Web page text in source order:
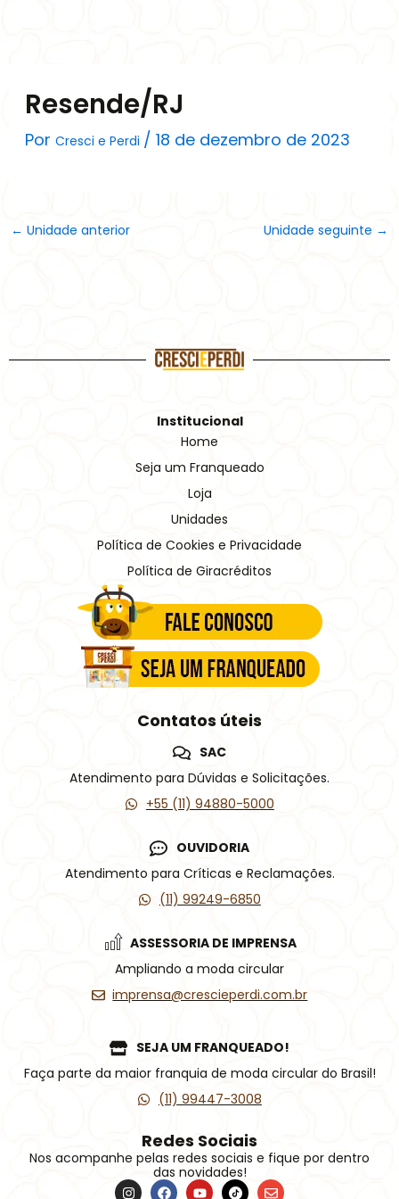
Resende/RJ
Por Cresci e Perdi / 18 de dezembro de 2023
← Unidade anterior Unidade seguinte →
Institucional
Home
Seja um Franqueado
Loja
Unidades
Política de Cookies e Privacidade
Política de Giracréditos
Contatos úteis
SAC
Atendimento para Dúvidas e Solicitações.
+55 (11) 94880-5000
OUVIDORIA
Atendimento para Críticas e Reclamações.
(11) 99249-6850
ASSESSORIA DE IMPRENSA
Ampliando a moda circular
imprensa@crescieperdi.com.br
SEJA UM FRANQUEADO!
Faça parte da maior franquia de moda circular do Brasil!
(11) 99447-3008
Redes Sociais
Nos acompanhe pelas redes sociais e fique por dentro
das novidades!
I F Y Í E